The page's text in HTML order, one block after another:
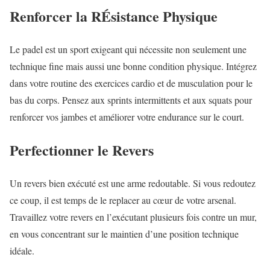
Renforcer la RÉsistance Physique
Le padel est un sport exigeant qui nécessite non seulement une
technique fine mais aussi une bonne condition physique. Intégrez
dans votre routine des exercices cardio et de musculation pour le
bas du corps. Pensez aux sprints intermittents et aux squats pour
renforcer vos jambes et améliorer votre endurance sur le court.
Perfectionner le Revers
Un revers bien exécuté est une arme redoutable. Si vous redoutez
ce coup, il est temps de le replacer au cœur de votre arsenal.
Travaillez votre revers en l’exécutant plusieurs fois contre un mur,
en vous concentrant sur le maintien d’une position technique
idéale.